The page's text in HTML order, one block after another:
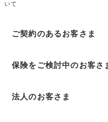
いて
ご契約のあるお客さま
保険をご検討中のお客さ
法人のお客さま